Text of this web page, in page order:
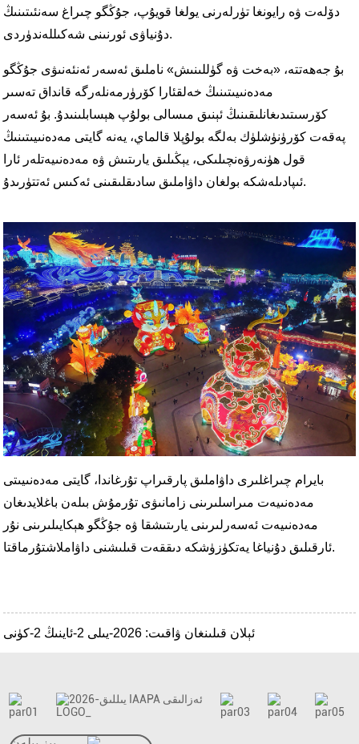
دۆلەت ۋە رايونغا تۈرلەرنى يولغا قويۇپ، جۇڭگو چىراغ سەنئىتىنىڭ
دۇنياۋى ئورنىنى شەكىللەندۈردى.
بۇ جەھەتتە، «بەخت ۋە گۈللىنىش» ناملىق ئەسەر ئەنئەنىۋى جۇڭگو
مەدەنىيىتىنىڭ خەلقئارا كۆرۈرمەنلەرگە قانداق تەسىر
كۆرسىتىدىغانلىقىنىڭ ئېنىق مىسالى بولۇپ ھېسابلىنىدۇ. بۇ ئەسەر
پەقەت كۆرۈنۈشلۈك بەلگە بولۇپلا قالماي، يەنە گايتى مەدەنىيىتىنىڭ
قول ھۈنەرۋەنچىلىكى، يېڭىلىق يارىتىش ۋە مەدەنىيەتلەر ئارا
ئىپادىلەشكە بولغان داۋاملىق سادىقلىقىنى ئەكىس ئەتتۈرىدۇ.
بايرام چىراغلىرى داۋاملىق پارقىراپ تۇرغاندا، گايتى مەدەنىيىتى
مەدەنىيەت مىراسلىرىنى زامانىۋى تۇرمۇش بىلەن باغلايدىغان
مەدەنىيەت ئەسەرلىرىنى يارىتىشقا ۋە جۇڭگو ھېكايىلىرىنى نۇر
ئارقىلىق دۇنياغا يەتكۈزۈشكە دىققەت قىلىشنى داۋاملاشتۇرماقتا.
ئېلان قىلىنغان ۋاقىت: 2026-يىلى 2-ئاينىڭ 2-كۈنى